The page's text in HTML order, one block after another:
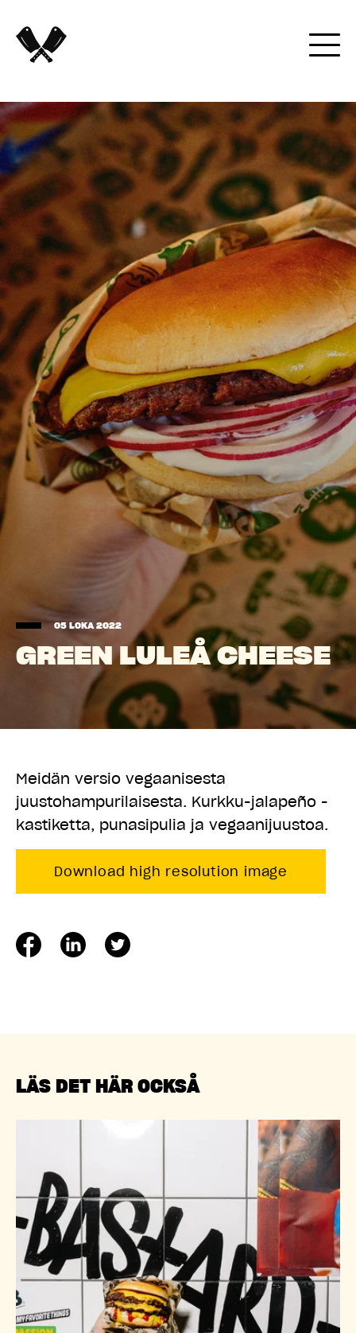
05 LOKA 2022
GREEN LULEÅ CHEESE
Meidän versio vegaanisesta
juustohampurilaisesta. Kurkku-jalapeño -
kastiketta, punasipulia ja vegaanijuustoa.
Download high resolution image
LÄS DET HÄR OCKSÅ